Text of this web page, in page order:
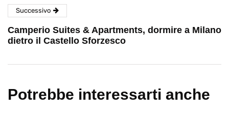
Successivo
Camperio Suites & Apartments, dormire a Milano
dietro il Castello Sforzesco
Potrebbe interessarti anche